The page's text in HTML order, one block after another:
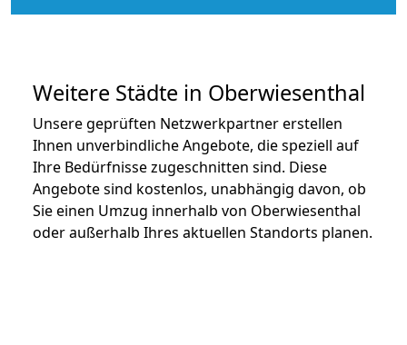
Weitere Städte in Oberwiesenthal
Unsere geprüften Netzwerkpartner erstellen
Ihnen unverbindliche Angebote, die speziell auf
Ihre Bedürfnisse zugeschnitten sind. Diese
Angebote sind kostenlos, unabhängig davon, ob
Sie einen Umzug innerhalb von Oberwiesenthal
oder außerhalb Ihres aktuellen Standorts planen.